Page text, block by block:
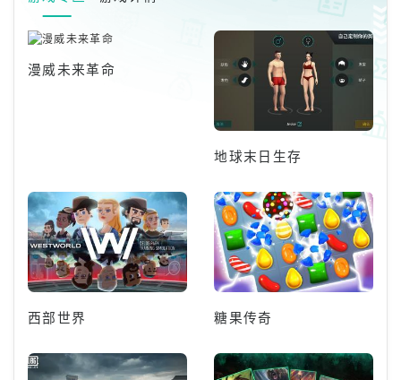
漫威未来革命
地球末日生存
西部世界 糖果传奇